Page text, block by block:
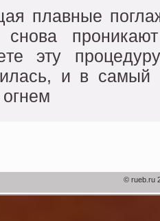
плавныe
снова
этy
и в самый
© rueb.ru